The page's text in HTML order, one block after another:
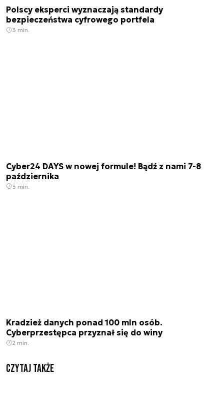
Polscy eksperci wyznaczają standardy
bezpieczeństwa cyfrowego portfela
3 min.
Cyber24 DAYS w nowej formule! Bądź z nami 7-8
października
3 min.
Kradzież danych ponad 100 mln osób.
Cyberprzestępca przyznał się do winy
2 min.
Czytaj także